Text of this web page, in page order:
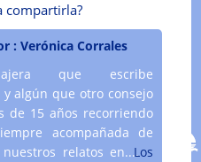
compartirla?
: Verónica Corrales
que escribe
y algún que otro consejo
de 15 años recorriendo
acompañada de
nuestros relatos en....
Los